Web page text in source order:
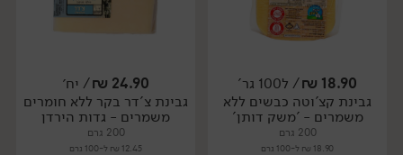
יח׳ יח׳
18.90
₪/ ל100 גר'
גבינת קצ'וטה כבשים ללא
משמרים - 'משק דותן'
200 גרם
18.90 ₪ ל-100 גרם
24.90
₪/ יח׳
גבינת צ'דר בקר ללא חומרים
משמרים - גדות הירדן
200 גרם
12.45 ₪ ל-100 גרם